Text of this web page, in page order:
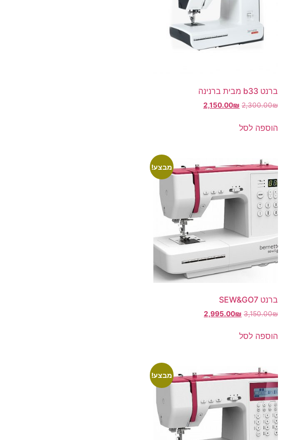
ברנט b33 מבית ברנינה
2,300.00₪
2,150.00₪
הוספה לסל
מבצע!
ברנט SEW&GO7
3,150.00₪
2,995.00₪
הוספה לסל
מבצע!